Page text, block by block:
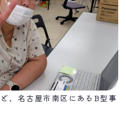
、名古屋市南区にあるB型事